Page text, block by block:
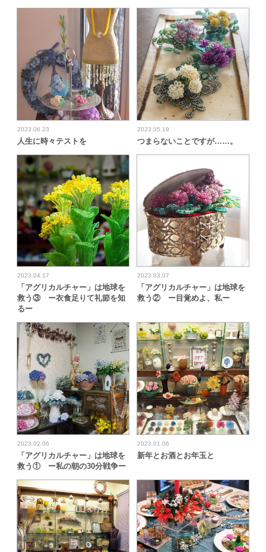
2023.06.23
人生に時々テストを
2023.05.19
つまらないことですが……。
2023.04.17
「アグリカルチャー」は地球を
救う③ ー衣食足りて礼節を知
るー
2023.03.07
「アグリカルチャー」は地球を
救う② ー目覚めよ、私ー
2023.02.06
「アグリカルチャー」は地球を
救う① ー私の朝の30分戦争ー
2023.01.06
新年とお酒とお年玉と